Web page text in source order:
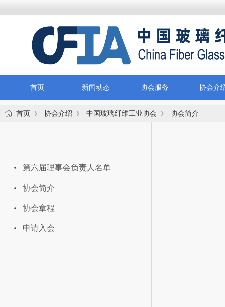
首页 新闻动态 协会服务 协会介
首页 》 协会介绍 》 中国玻璃纤维工业协会 》 协会简介
第六届理事会负责人名单
协会简介
协会章程
申请入会